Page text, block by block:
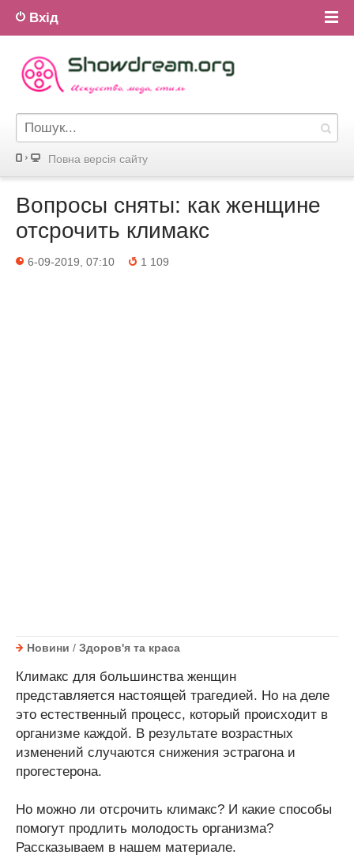
Вхід
Повна версiя сайту
Вопросы сняты: как женщине
отсрочить климакс
6-09-2019, 07:10 1 109
Новини / Здоров'я та краса
Климакс для большинства женщин
представляется настоящей трагедией. Но на деле
это естественный процесс, который происходит в
организме каждой. В результате возрастных
изменений случаются снижения эстрагона и
прогестерона.
Но можно ли отсрочить климакс? И какие способы
помогут продлить молодость организма?
Рассказываем в нашем материале.